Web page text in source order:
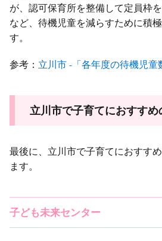
が、認可保育所を整備して定員枠
など、待機児童を減らすために積
す。
参考： 立川市 -「各年度の待機児童
立川市で子育てにおすすめ
最後に、立川市で子育てにおすす
ます。
子ども未来センター